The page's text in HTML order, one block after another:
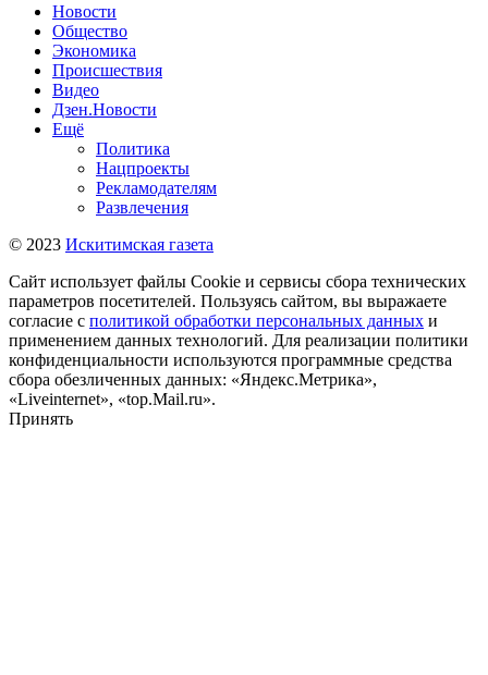
Новости
Общество
Экономика
Происшествия
Видео
Дзен.Новости
Ещё
Политика
Нацпроекты
Рекламодателям
Развлечения
© 2023 Искитимская газета
Сайт использует файлы Cookie и сервисы сбора технических
параметров посетителей. Пользуясь сайтом, вы выражаете
согласие с политикой обработки персональных данных и
применением данных технологий. Для реализации политики
конфиденциальности используются программные средства
сбора обезличенных данных: «Яндекс.Метрика»,
«Liveinternet», «top.Mail.ru».
Принять